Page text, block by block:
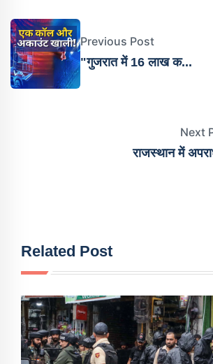
Previous Post
"गुजरात में 16 लाख क...
Next
राजस्थान में
Related Post